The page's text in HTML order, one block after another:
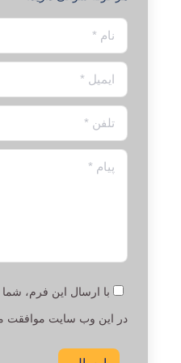
نام *
ایمیل *
تلفن *
پیام *
با ارسال این فرم، شما
در این وب سایت موافقت